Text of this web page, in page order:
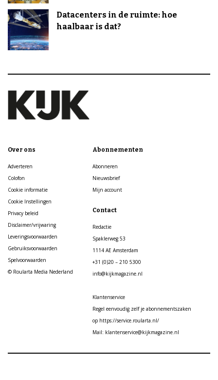
Datacenters in de ruimte: hoe
haalbaar is dat?
Over ons
Adverteren
Colofon
Cookie informatie
Cookie Instellingen
Privacy beleid
Disclaimer/vrijwaring
Leveringsvoorwaarden
Gebruiksvoorwaarden
Spelvoorwaarden
© Roularta Media Nederland
Abonnementen
Abonneren
Nieuwsbrief
Mijn account
Contact
Redactie
Spaklerweg 53
1114 AE Amsterdam
+31 (0)20 – 210 5300
info@kijkmagazine.nl
Klantenservice
Regel eenvoudig zelf je abonnementszaken
op https://service.roularta.nl/
Mail: klantenservice@kijkmagazine.nl